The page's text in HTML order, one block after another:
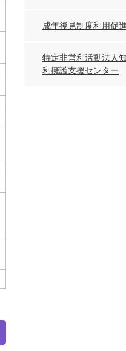
成年後見制度利用促
特定非営利活動法人
利擁護支援センター